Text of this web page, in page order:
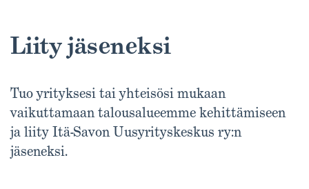
Liity jäseneksi
Tuo yrityksesi tai yhteisösi mukaan
vaikuttamaan talousalueemme kehittämiseen
ja liity Itä-Savon Uusyrityskeskus ry:n
jäseneksi.